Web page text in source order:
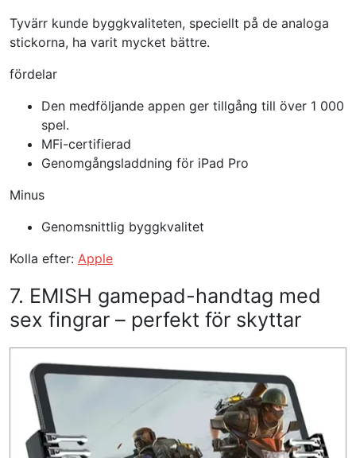
Tyvärr kunde byggkvaliteten, speciellt på de analoga
stickorna, ha varit mycket bättre.
fördelar
Den medföljande appen ger tillgång till över 1 000
spel.
MFi-certifierad
Genomgångsladdning för iPad Pro
Minus
Genomsnittlig byggkvalitet
Kolla efter: Apple
7. EMISH gamepad-handtag med
sex fingrar – perfekt för skyttar